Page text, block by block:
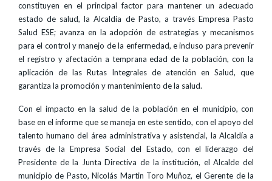
constituyen en el principal factor para mantener un adecuado
estado de salud, la Alcaldía de Pasto, a través Empresa Pasto
Salud ESE; avanza en la adopción de estrategias y mecanismos
para el control y manejo de la enfermedad, e incluso para prevenir
el registro y afectación a temprana edad de la población, con la
aplicación de las Rutas Integrales de atención en Salud, que
garantiza la promoción y mantenimiento de la salud.
Con el impacto en la salud de la población en el municipio, con
base en el informe que se maneja en este sentido, con el apoyo del
talento humano del área administrativa y asistencial, la Alcaldía a
través de la Empresa Social del Estado, con el liderazgo del
Presidente de la Junta Directiva de la institución, el Alcalde del
municipio de Pasto, Nicolás Martin Toro Muñoz, el Gerente de la